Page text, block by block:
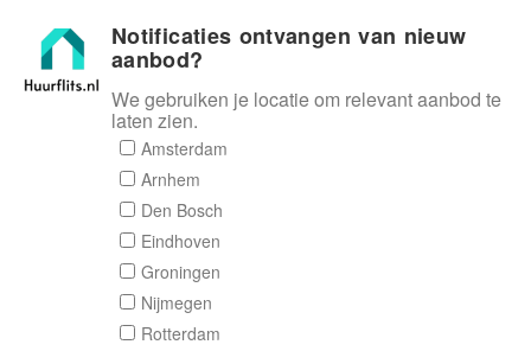
Huurflits
Reactieformulier
Huurflits
Verstuur je bericht
Notificaties ontvangen van nieuw
aanbod?
We gebruiken je locatie om relevant aanbod te
laten zien.
Amsterdam
Arnhem
Den Bosch
Eindhoven
Groningen
Nijmegen
Rotterdam